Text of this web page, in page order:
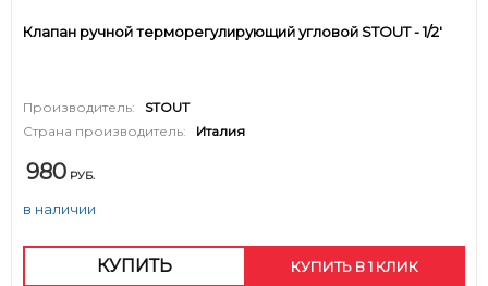
Клапан ручной терморегулирующий угловой STOUT - 1/2'
Производитель:
STOUT
Страна производитель:
Италия
980 РУБ.
в наличии
КУПИТЬ КУПИТЬ В 1 КЛИК